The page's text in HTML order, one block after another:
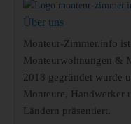
Über uns
Monteur-Zimmer.info
Monteurwohnungen &
2018 gegründet wurde
Monteure, Handwerker
Ländern präsentiert.